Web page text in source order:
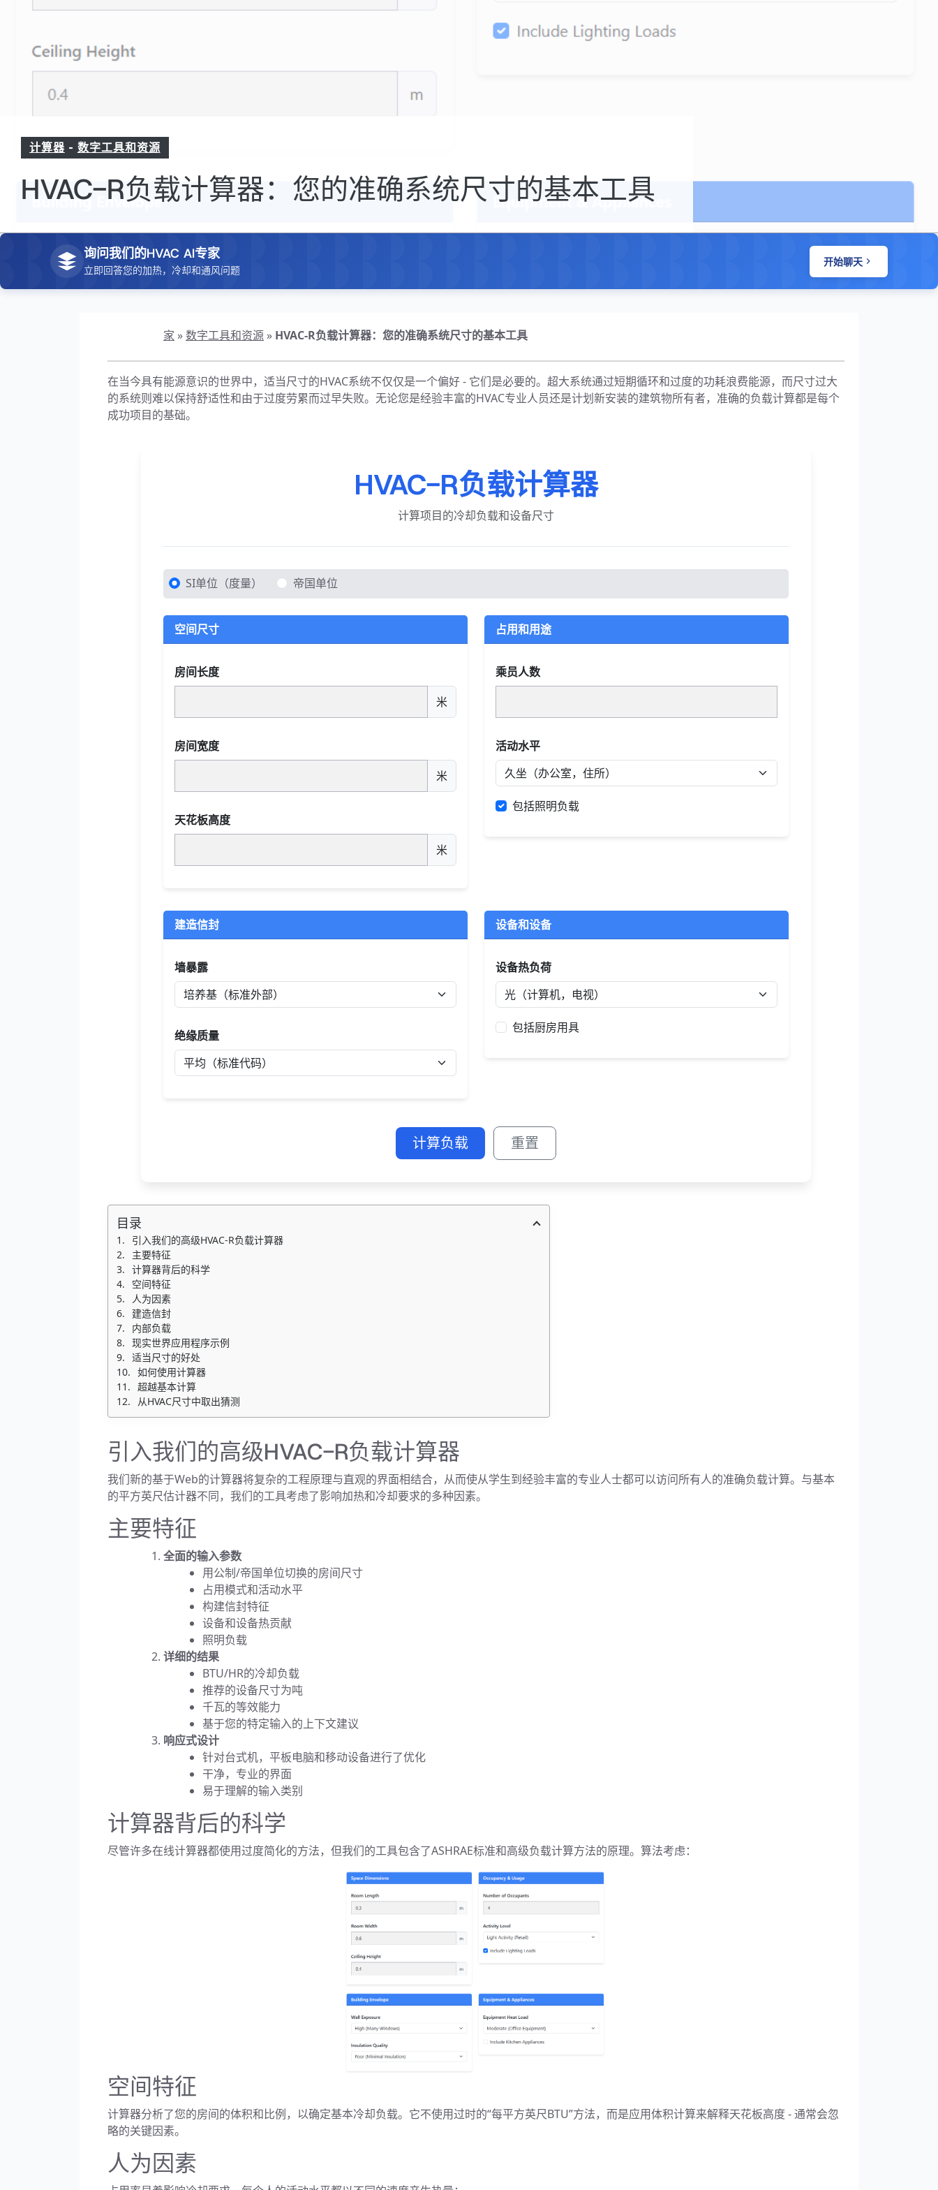
计算器- 数字工具和资源
HVAC-R负载计算器：您的准确系统尺寸的基本工具
询问我们的HVAC AI专家
立即回答您的加热，冷却和通风问题
开始聊天
家 »数字工具和资源 » HVAC-R负载计算器：您的准确系统尺寸的基本工具
在当今具有能源意识的世界中，适当尺寸的HVAC系统不仅仅是一个偏好 - 它们是必要的。超大系统通过短期循环和过度的功耗浪费能源，而尺寸过大
的系统则难以保持舒适性和由于过度劳累而过早失败。无论您是经验丰富的HVAC专业人员还是计划新安装的建筑物所有者，准确的负载计算都是每个
成功项目的基础。
HVAC-R负载计算器
计算项目的冷却负载和设备尺寸
SI单位（度量） 帝国单位
空间尺寸
房间长度
米
房间宽度
米
天花板高度
米
占用和用途
乘员人数
活动水平
包括照明负载
建造信封
墙暴露
绝缘质量
设备和设备
设备热负荷
包括厨房用具
计算负载 重置
目录
引入我们的高级HVAC-R负载计算器
主要特征
计算器背后的科学
空间特征
人为因素
建造信封
内部负载
现实世界应用程序示例
适当尺寸的好处
如何使用计算器
超越基本计算
从HVAC尺寸中取出猜测
引入我们的高级HVAC-R负载计算器
我们新的基于Web的计算器将复杂的工程原理与直观的界面相结合，从而使从学生到经验丰富的专业人士都可以访问所有人的准确负载计算。与基本
的平方英尺估计器不同，我们的工具考虑了影响加热和冷却要求的多种因素。
主要特征
全面的输入参数
用公制/帝国单位切换的房间尺寸
占用模式和活动水平
构建信封特征
设备和设备热贡献
照明负载
详细的结果
BTU/HR的冷却负载
推荐的设备尺寸为吨
千瓦的等效能力
基于您的特定输入的上下文建议
响应式设计
针对台式机，平板电脑和移动设备进行了优化
干净，专业的界面
易于理解的输入类别
计算器背后的科学
尽管许多在线计算器都使用过度简化的方法，但我们的工具包含了ASHRAE标准和高级负载计算方法的原理。算法考虑：
空间特征
计算器分析了您的房间的体积和比例，以确定基本冷却负载。它不使用过时的“每平方英尺BTU”方法，而是应用体积计算来解释天花板高度 - 通常会忽
略的关键因素。
人为因素